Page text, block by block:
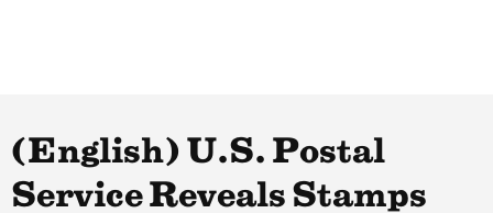
(English) U.S. Postal
Service Reveals Stamps